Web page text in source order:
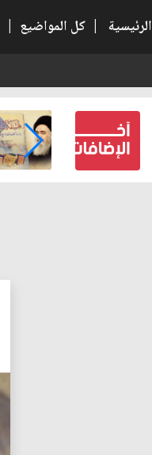
الرئيسية | كل المواضيع |
كتب لنفسه